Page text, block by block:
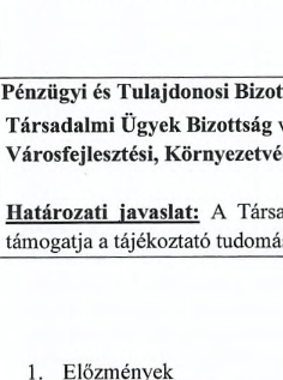
Pénzügyi és Tulajdonosi
Társadalmi Ügyek Bizottság
Városfejlesztési,
Határozati javaslat: A
támogatja a tájékoztató
1. Előzmények